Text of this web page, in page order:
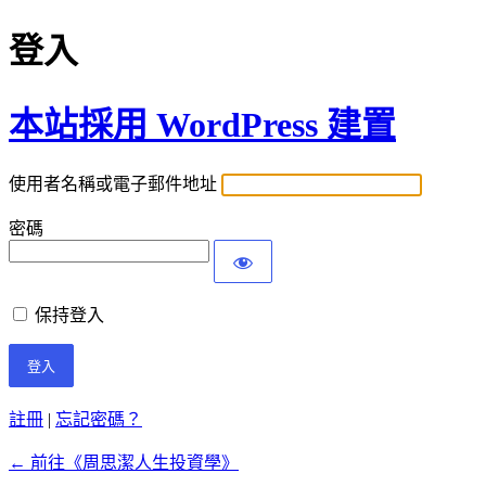
登入
本站採用 WordPress 建置
使用者名稱或電子郵件地址
密碼
保持登入
註冊 | 忘記密碼？
← 前往《周思潔人生投資學》